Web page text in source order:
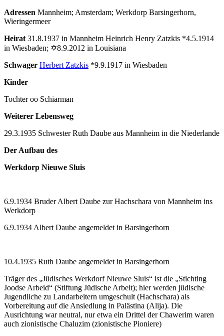
Adressen Mannheim; Amsterdam; Werkdorp Barsingerhorn,
Wieringermeer
Heirat 31.8.1937 in Mannheim Heinrich Henry Zatzkis *4.5.1914
in Wiesbaden; ✡8.9.2012 in Louisiana
Schwager Herbert Zatzkis *9.9.1917 in Wiesbaden
Kinder
Tochter oo Schiarman
Weiterer Lebensweg
29.3.1935 Schwester Ruth Daube aus Mannheim in die Niederlande
Der Aufbau des
Werkdorp Nieuwe Sluis
6.9.1934 Bruder Albert Daube zur Hachschara von Mannheim ins
Werkdorp
6.9.1934 Albert Daube angemeldet in Barsingerhorn
10.4.1935 Ruth Daube angemeldet in Barsingerhorn
Träger des „Jüdisches Werkdorf Nieuwe Sluis“ ist die „Stichting
Joodse Arbeid“ (Stiftung Jüdische Arbeit); hier werden jüdische
Jugendliche zu Landarbeitern umgeschult (Hachschara) als
Vorbereitung auf die Ansiedlung in Palästina (Alija). Die
Ausrichtung war neutral, nur etwa ein Drittel der Chawerim waren
auch zionistische Chaluzim (zionistische Pioniere)